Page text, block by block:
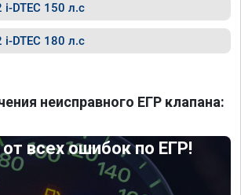
i-DTEC 150 л.с
i-DTEC 180 л.с
неисправного ЕГР клапана:
всех ошибок по ЕГР!